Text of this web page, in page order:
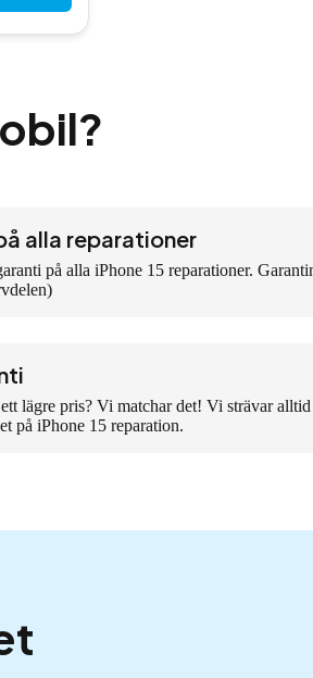
alla reparationer
på alla iPhone 15 reparationer.
lägre pris? Vi matchar det! Vi strävar alltid
på iPhone 15 reparation.